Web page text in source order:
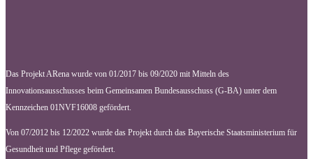
Das Projekt ARena wurde von 01/2017 bis 09/2020 mit Mitteln des
Innovationsausschusses beim Gemeinsamen Bundesausschuss (G-BA) unter dem
Kennzeichen 01NVF16008 gefördert.
Von 07/2012 bis 12/2022 wurde das Projekt durch das Bayerische Staatsministerium für
Gesundheit und Pflege gefördert.